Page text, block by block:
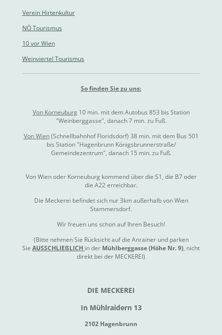
Verein Hirtenkultur
NÖ Tourismus
10 vor Wien
Weinviertel Tourismus
So finden Sie zu uns:
Von Korneuburg10 min. mit dem Autobus 853 bis Station
"Weinberggasse", danach 7 min. zu Fuß.
Von Wien(Schnellbahnhof Floridsdorf) 38 min. mit dem Bus 501
bis Station "Hagenbrunn Königsbrunnerstraße/
Gemeindezentrum", danach 15 min. zu Fuß.
Von Wien oder Korneuburg kommend über die S1, die B7 oder
die A22 erreichbar.
Die Meckerei befindet sich nur 3km außerhalb von Wien
Stammersdorf.
Wir freuen uns schon auf Ihren Besuch!
(Bitte nehmen Sie Rücksicht auf die Anrainer und parken
Sie AUSSCHLIEßLICH in der Mühlberggasse (Höhe Nr. 9), nicht
direkt bei der MECKEREI)
DIE MECKEREI
In Mühlraidern 13
2102 Hagenbrunn